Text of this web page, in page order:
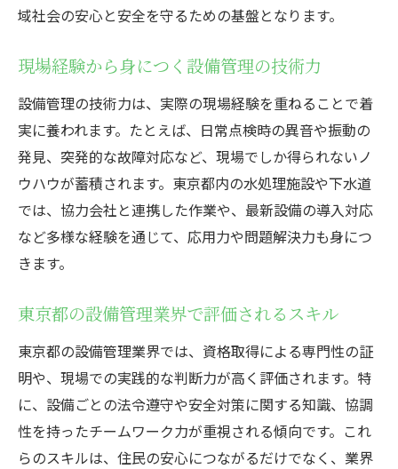
域社会の安心と安全を守るための基盤となります。
現場経験から身につく設備管理の技術力
設備管理の技術力は、実際の現場経験を重ねることで着
実に養われます。たとえば、日常点検時の異音や振動の
発見、突発的な故障対応など、現場でしか得られないノ
ウハウが蓄積されます。東京都内の水処理施設や下水道
では、協力会社と連携した作業や、最新設備の導入対応
など多様な経験を通じて、応用力や問題解決力も身につ
きます。
東京都の設備管理業界で評価されるスキル
東京都の設備管理業界では、資格取得による専門性の証
明や、現場での実践的な判断力が高く評価されます。特
に、設備ごとの法令遵守や安全対策に関する知識、協調
性を持ったチームワーク力が重視される傾向です。これ
らのスキルは、住民の安心につながるだけでなく、業界